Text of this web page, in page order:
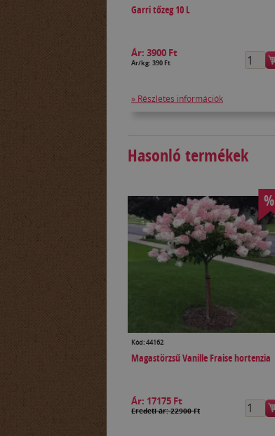
Garri tőzeg 10 L
Ár: 3900 Ft
Ár/kg: 390 Ft
» Részletes információk
Hasonló termékek
%
Kód: 44162
Magastörzsű Vanille Fraise hortenzia
Ár: 17175 Ft
Eredeti ár: 22900 Ft